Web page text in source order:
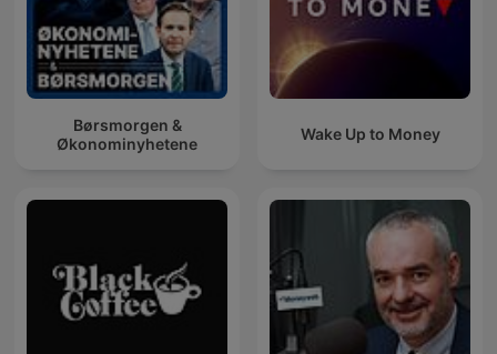
Børsmorgen &
Økonominyhetene
Wake Up to Money